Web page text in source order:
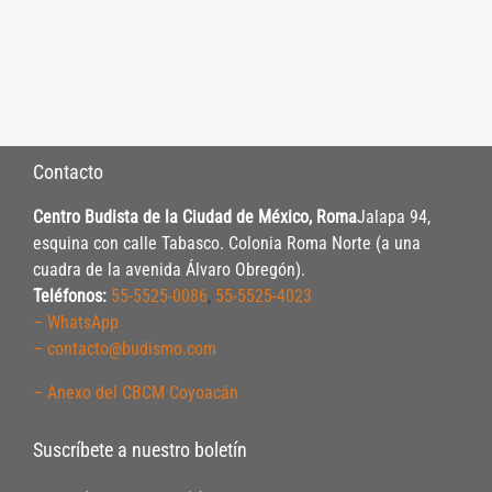
Contacto
Centro Budista de la Ciudad de México, RomaJalapa 94,
esquina con calle Tabasco. Colonia Roma Norte (a una
cuadra de la avenida Álvaro Obregón).
Teléfonos: 55-5525-0086, 55-5525-4023
– WhatsApp
– contacto@budismo.com
– Anexo del CBCM Coyoacán
Suscríbete a nuestro boletín